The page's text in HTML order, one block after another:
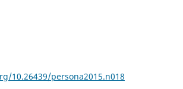
10.26439/persona2015.n018